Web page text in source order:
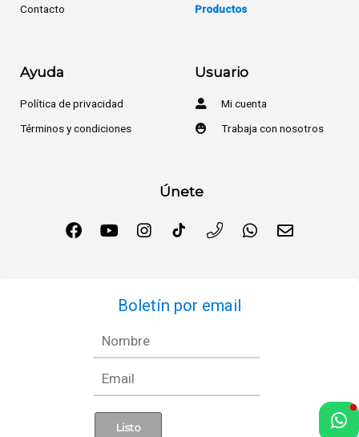
Contacto
Productos
Ayuda
Política de privacidad
Términos y condiciones
Usuario
Mi cuenta
Trabaja con nosotros
Únete
Boletín por email